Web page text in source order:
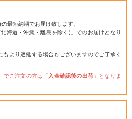
最短納期でお届け致します。
北海道・沖縄・離島を除く)」でのお届けとなり
もより遅延する場合もございますのでご了承く
でご注文の方は「 入金確認後の出荷 」となりま